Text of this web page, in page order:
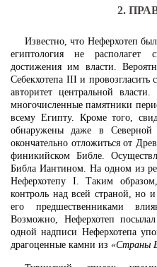
2.
Известно, что Неферхотеп
египтология не располагет
достижения им власти.
Себекхотепа III и провозгласить
авторитет центральной
многочисленные памятники
всему Египту. Кроме того,
обнаружены даже в
окончательно отложиться от
финикийском Библе.
Библа Иантином. На одном из
Неферхотепу I. Таким
контроль над всей страной, но
его предшественниками
Возможно, Неферхотеп
одной надписи Неферхотепа
драгоценные камни из «Страны